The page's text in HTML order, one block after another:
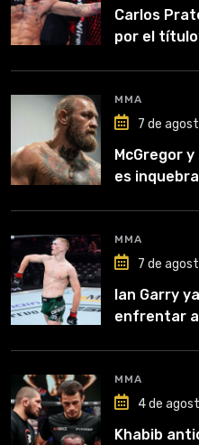
Carlos
por el
MMA
7 de
McGregor
es
MMA
7 de
Ian Garry
enfrentar a
MMA
4 de
Khabib